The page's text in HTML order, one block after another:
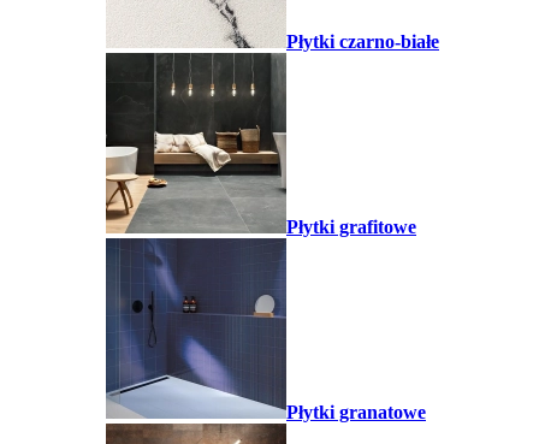
Płytki czarno-białe
Płytki grafitowe
Płytki granatowe